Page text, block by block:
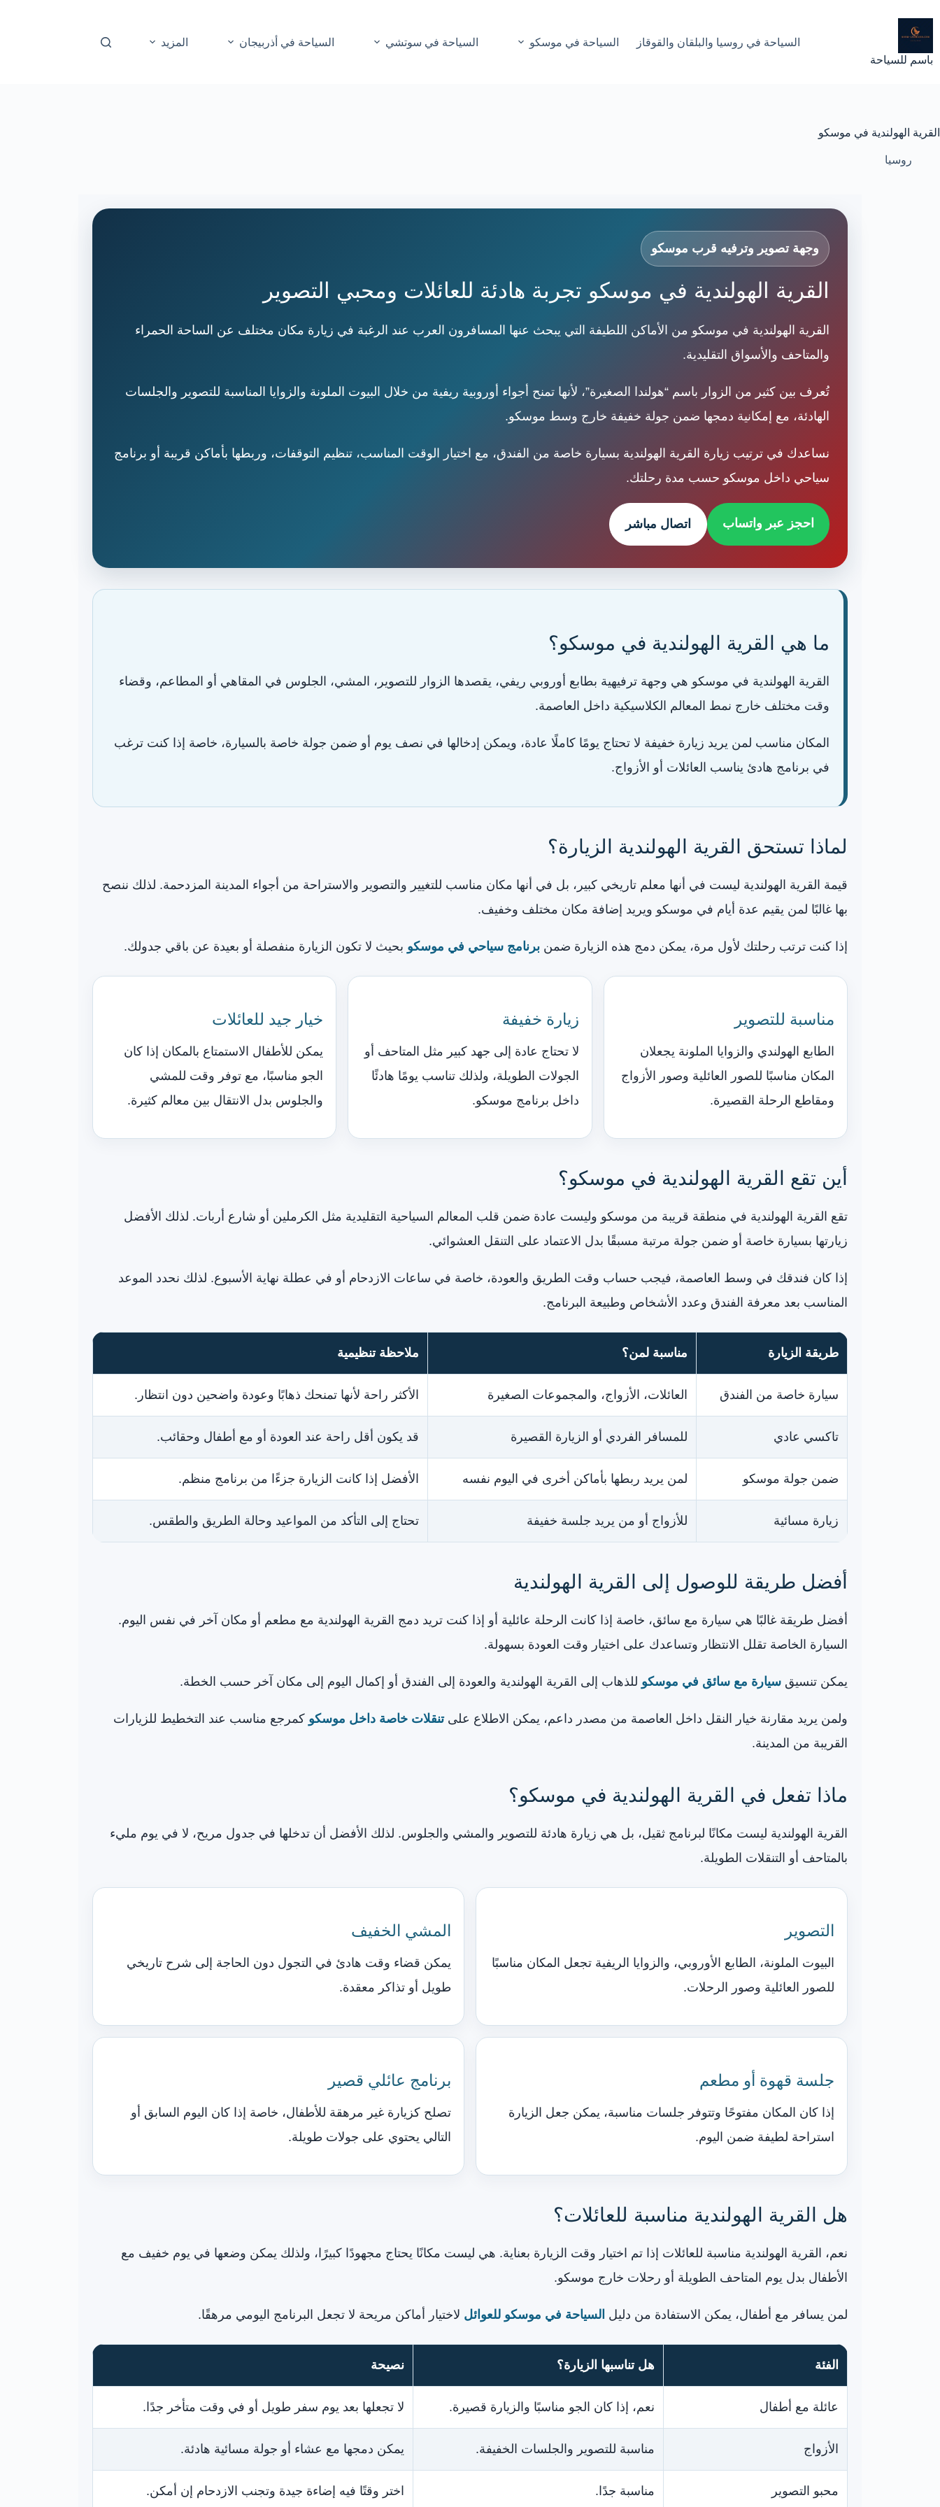
إلى
المحتوى
باسم للسياحة
السياحة في روسيا والبلقان والقوقاز السياحة في موسكو السياحة في سوتشي السياحة في أذربيجان المزيد
القرية الهولندية في موسكو
روسيا
وجهة تصوير وترفيه قرب موسكو
القرية الهولندية في موسكو تجربة هادئة للعائلات ومحبي التصوير
القرية الهولندية في موسكو من الأماكن اللطيفة التي يبحث عنها المسافرون العرب عند الرغبة في زيارة مكان مختلف عن الساحة الحمراء
والمتاحف والأسواق التقليدية.
تُعرف بين كثير من الزوار باسم “هولندا الصغيرة”، لأنها تمنح أجواء أوروبية ريفية من خلال البيوت الملونة والزوايا المناسبة للتصوير والجلسات
الهادئة، مع إمكانية دمجها ضمن جولة خفيفة خارج وسط موسكو.
نساعدك في ترتيب زيارة القرية الهولندية بسيارة خاصة من الفندق، مع اختيار الوقت المناسب، تنظيم التوقفات، وربطها بأماكن قريبة أو برنامج
سياحي داخل موسكو حسب مدة رحلتك.
احجز عبر واتساب اتصال مباشر
ما هي القرية الهولندية في موسكو؟
القرية الهولندية في موسكو هي وجهة ترفيهية بطابع أوروبي ريفي، يقصدها الزوار للتصوير، المشي، الجلوس في المقاهي أو المطاعم، وقضاء
وقت مختلف خارج نمط المعالم الكلاسيكية داخل العاصمة.
المكان مناسب لمن يريد زيارة خفيفة لا تحتاج يومًا كاملًا عادة، ويمكن إدخالها في نصف يوم أو ضمن جولة خاصة بالسيارة، خاصة إذا كنت ترغب
في برنامج هادئ يناسب العائلات أو الأزواج.
لماذا تستحق القرية الهولندية الزيارة؟
قيمة القرية الهولندية ليست في أنها معلم تاريخي كبير، بل في أنها مكان مناسب للتغيير والتصوير والاستراحة من أجواء المدينة المزدحمة. لذلك ننصح
بها غالبًا لمن يقيم عدة أيام في موسكو ويريد إضافة مكان مختلف وخفيف.
إذا كنت ترتب رحلتك لأول مرة، يمكن دمج هذه الزيارة ضمن برنامج سياحي في موسكو بحيث لا تكون الزيارة منفصلة أو بعيدة عن باقي جدولك.
مناسبة للتصوير
الطابع الهولندي والزوايا الملونة يجعلان
المكان مناسبًا للصور العائلية وصور الأزواج
ومقاطع الرحلة القصيرة.
زيارة خفيفة
لا تحتاج عادة إلى جهد كبير مثل المتاحف أو
الجولات الطويلة، ولذلك تناسب يومًا هادئًا
داخل برنامج موسكو.
خيار جيد للعائلات
يمكن للأطفال الاستمتاع بالمكان إذا كان
الجو مناسبًا، مع توفر وقت للمشي
والجلوس بدل الانتقال بين معالم كثيرة.
أين تقع القرية الهولندية في موسكو؟
تقع القرية الهولندية في منطقة قريبة من موسكو وليست عادة ضمن قلب المعالم السياحية التقليدية مثل الكرملين أو شارع أربات. لذلك الأفضل
زيارتها بسيارة خاصة أو ضمن جولة مرتبة مسبقًا بدل الاعتماد على التنقل العشوائي.
إذا كان فندقك في وسط العاصمة، فيجب حساب وقت الطريق والعودة، خاصة في ساعات الازدحام أو في عطلة نهاية الأسبوع. لذلك نحدد الموعد
المناسب بعد معرفة الفندق وعدد الأشخاص وطبيعة البرنامج.
طريقة الزيارة مناسبة لمن؟ ملاحظة تنظيمية
سيارة خاصة من الفندق العائلات، الأزواج، والمجموعات الصغيرة الأكثر راحة لأنها تمنحك ذهابًا وعودة واضحين دون انتظار.
تاكسي عادي للمسافر الفردي أو الزيارة القصيرة قد يكون أقل راحة عند العودة أو مع أطفال وحقائب.
ضمن جولة موسكو لمن يريد ربطها بأماكن أخرى في اليوم نفسه الأفضل إذا كانت الزيارة جزءًا من برنامج منظم.
زيارة مسائية للأزواج أو من يريد جلسة خفيفة تحتاج إلى التأكد من المواعيد وحالة الطريق والطقس.
أفضل طريقة للوصول إلى القرية الهولندية
أفضل طريقة غالبًا هي سيارة مع سائق، خاصة إذا كانت الرحلة عائلية أو إذا كنت تريد دمج القرية الهولندية مع مطعم أو مكان آخر في نفس اليوم.
السيارة الخاصة تقلل الانتظار وتساعدك على اختيار وقت العودة بسهولة.
يمكن تنسيق سيارة مع سائق في موسكو للذهاب إلى القرية الهولندية والعودة إلى الفندق أو إكمال اليوم إلى مكان آخر حسب الخطة.
ولمن يريد مقارنة خيار النقل داخل العاصمة من مصدر داعم، يمكن الاطلاع علىتنقلات خاصة داخل موسكو كمرجع مناسب عند التخطيط للزيارات
القريبة من المدينة.
ماذا تفعل في القرية الهولندية في موسكو؟
القرية الهولندية ليست مكانًا لبرنامج ثقيل، بل هي زيارة هادئة للتصوير والمشي والجلوس. لذلك الأفضل أن تدخلها في جدول مريح، لا في يوم مليء
بالمتاحف أو التنقلات الطويلة.
التصوير
البيوت الملونة، الطابع الأوروبي، والزوايا الريفية تجعل المكان مناسبًا
للصور العائلية وصور الرحلات.
المشي الخفيف
يمكن قضاء وقت هادئ في التجول دون الحاجة إلى شرح تاريخي
طويل أو تذاكر معقدة.
جلسة قهوة أو مطعم
إذا كان المكان مفتوحًا وتتوفر جلسات مناسبة، يمكن جعل الزيارة
استراحة لطيفة ضمن اليوم.
برنامج عائلي قصير
تصلح كزيارة غير مرهقة للأطفال، خاصة إذا كان اليوم السابق أو
التالي يحتوي على جولات طويلة.
هل القرية الهولندية مناسبة للعائلات؟
نعم، القرية الهولندية مناسبة للعائلات إذا تم اختيار وقت الزيارة بعناية. هي ليست مكانًا يحتاج مجهودًا كبيرًا، ولذلك يمكن وضعها في يوم خفيف مع
الأطفال بدل يوم المتاحف الطويلة أو رحلات خارج موسكو.
لمن يسافر مع أطفال، يمكن الاستفادة من دليل السياحة في موسكو للعوائل لاختيار أماكن مريحة لا تجعل البرنامج اليومي مرهقًا.
الفئة هل تناسبها الزيارة؟ نصيحة
عائلة مع أطفال نعم، إذا كان الجو مناسبًا والزيارة قصيرة. لا تجعلها بعد يوم سفر طويل أو في وقت متأخر جدًا.
الأزواج مناسبة للتصوير والجلسات الخفيفة. يمكن دمجها مع عشاء أو جولة مسائية هادئة.
محبو التصوير مناسبة جدًا. اختر وقتًا فيه إضاءة جيدة وتجنب الازدحام إن أمكن.